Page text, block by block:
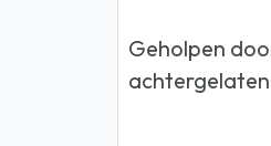
Geholpen